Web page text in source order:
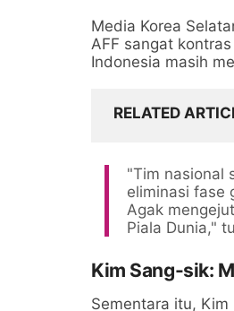
Media Korea
AFF sangat
Indonesia masih
RELATED
"Tim nasional
eliminasi fase
Agak
Piala Dunia,"
Kim Sang-sik:
Sementara itu,